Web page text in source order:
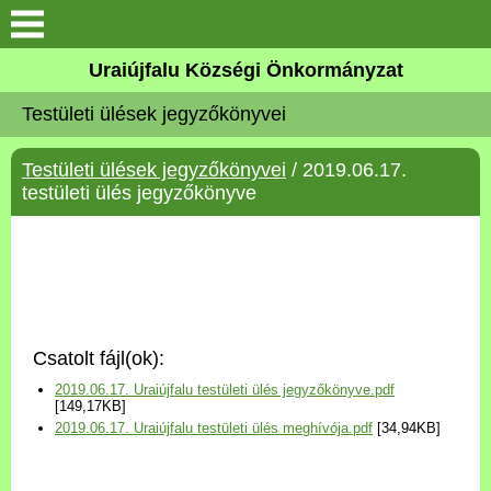
Köszöntő
Elérhetőségek
Uraiújfalu
Választási információk
Versenyképes Járások
Uraiújfalu Községi Önkormányzat
Testületi ülések jegyzőkönyvei
Testületi ülések jegyzőkönyvei / 2019.06.17.
testületi ülés jegyzőkönyve
Csatolt fájl(ok):
2019.06.17. Uraiújfalu testületi ülés jegyzőkönyve.pdf
[149,17KB]
2019.06.17. Uraiújfalu testületi ülés meghívója.pdf [34,94KB]